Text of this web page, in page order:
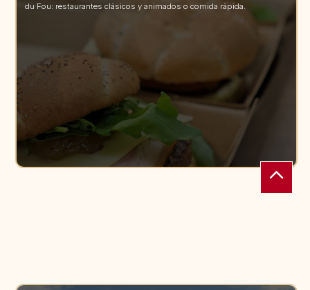
du Fou: restaurantes clásicos y animados o comida rápida.